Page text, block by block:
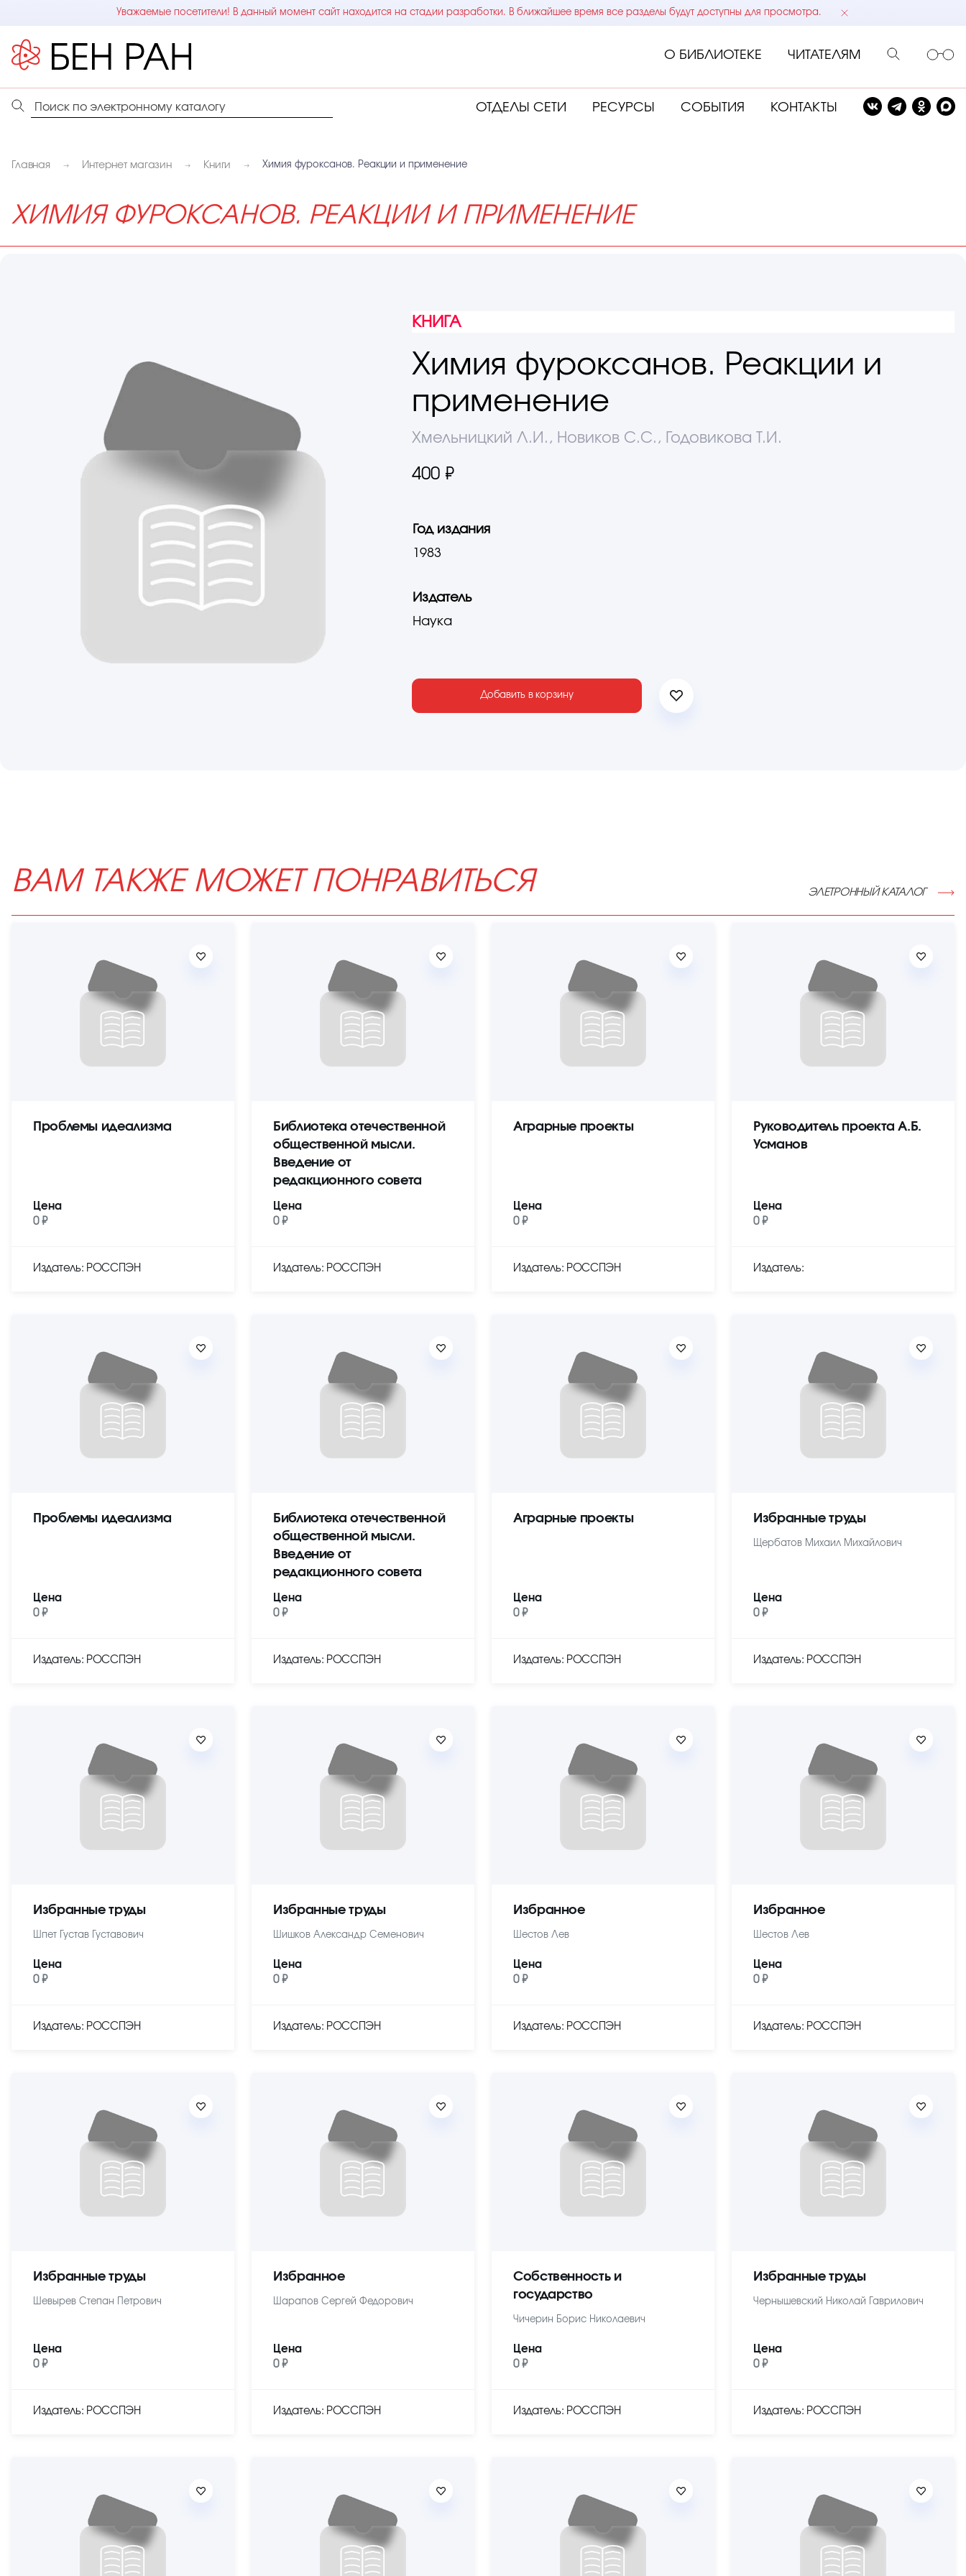
Уважаемые посетители! В данный момент сайт находится на стадии разработки. В ближайшее время все разделы будут доступны для просмотра.
О БИБЛИОТЕКЕ ЧИТАТЕЛЯМ
ОТДЕЛЫ СЕТИ РЕСУРСЫ СОБЫТИЯ КОНТАКТЫ
Главная Интернет магазин Книги Химия фуроксанов. Реакции и применение
ХИМИЯ ФУРОКСАНОВ. РЕАКЦИИ И ПРИМЕНЕНИЕ
КНИГА
Химия фуроксанов. Реакции и
применение
Хмельницкий Л.И., Новиков С.С., Годовикова Т.И.
400 ₽
Год издания
1983
Издатель
Наука
Добавить в корзину
ВАМ ТАКЖЕ МОЖЕТ ПОНРАВИТЬСЯ ЭЛЕТРОННЫЙ КАТАЛОГ
Проблемы идеализма
Цена
0 ₽
Издатель: РОССПЭН
Библиотека отечественной
общественной мысли.
Введение от
редакционного совета
Цена
0 ₽
Издатель: РОССПЭН
Аграрные проекты
Цена
0 ₽
Издатель: РОССПЭН
Руководитель проекта А.Б.
Усманов
Цена
0 ₽
Издатель:
Проблемы идеализма
Цена
0 ₽
Издатель: РОССПЭН
Библиотека отечественной
общественной мысли.
Введение от
редакционного совета
Цена
0 ₽
Издатель: РОССПЭН
Аграрные проекты
Цена
0 ₽
Издатель: РОССПЭН
Избранные труды
Щербатов Михаил Михайлович
Цена
0 ₽
Издатель: РОССПЭН
Избранные труды
Шпет Густав Густавович
Цена
0 ₽
Издатель: РОССПЭН
Избранные труды
Шишков Александр Семенович
Цена
0 ₽
Издатель: РОССПЭН
Избранное
Шестов Лев
Цена
0 ₽
Издатель: РОССПЭН
Избранное
Шестов Лев
Цена
0 ₽
Издатель: РОССПЭН
Избранные труды
Шевырев Степан Петрович
Цена
0 ₽
Издатель: РОССПЭН
Избранное
Шарапов Сергей Федорович
Цена
0 ₽
Издатель: РОССПЭН
Собственность и
государство
Чичерин Борис Николаевич
Цена
0 ₽
Издатель: РОССПЭН
Избранные труды
Чернышевский Николай Гаврилович
Цена
0 ₽
Издатель: РОССПЭН